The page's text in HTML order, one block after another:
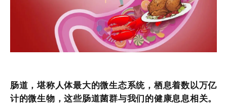
肠道，堪称人体最大的微生态系统，栖息着数以万亿
计的微生物，这些肠道菌群与我们的健康息息相关。